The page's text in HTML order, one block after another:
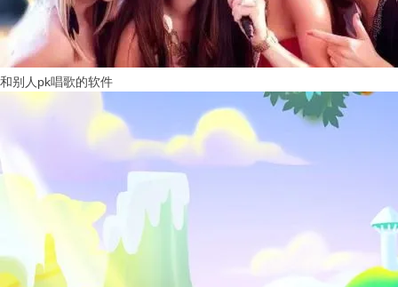
和别人pk唱歌的软件